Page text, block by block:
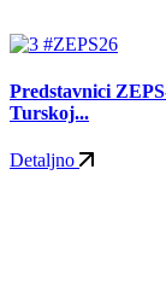
#ZEPS26
Predstavnici
Turskoj...
Detaljno